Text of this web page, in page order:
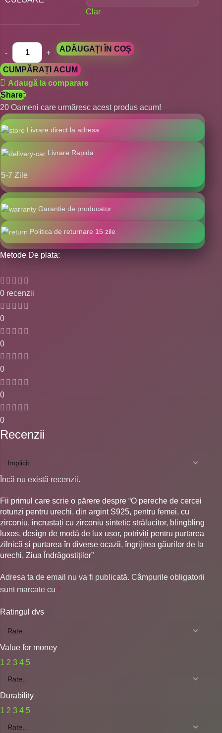
Clar
ADĂUGAȚI ÎN COȘ
CUMPĂRAȚI ACUM
Adaugă la comparare
Share:
20 Oameni care urmăresc acest produs acum!
Livrare direct la adresa
Livrare Rapida
5-7 Zile
Garantie de producator
Politica de returnare 15 zile
Metode De plata:
0 recenzii
0
0
0
0
0
Recenzii
Încă nu există recenzii.
Fii primul care scrie o părere despre “O pereche de cercei
rotunzi pentru urechi, din argint S925, pentru femei, cu
zirconiu, incrustați cu zirconiu sintetic strălucitor, blingbling
luxos, design de modă de lux ușor, potriviți pentru purtarea
zilnică și purtarea în diverse ocazii, îngrijirea găurilor de la
urechi, Ziua Îndrăgostiților”
Adresa ta de email nu va fi publicată. Câmpurile obligatorii
sunt marcate cu*
Ratingul dvs*
Value for money
1 2 3 4 5
Durability
1 2 3 4 5